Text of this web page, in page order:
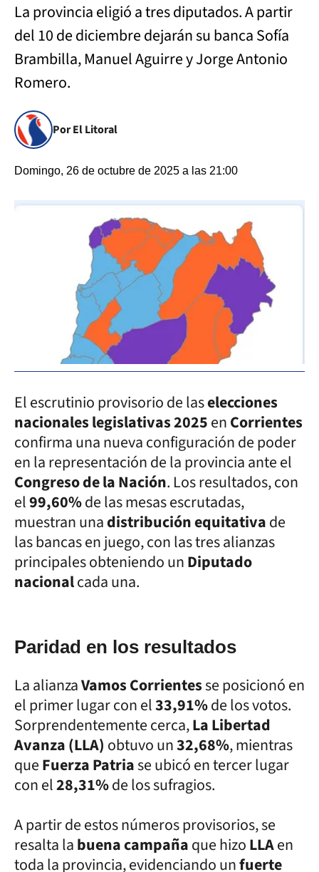
La provincia eligió a tres diputados. A partir
del 10 de diciembre dejarán su banca Sofía
Brambilla, Manuel Aguirre y Jorge Antonio
Romero.
Por El Litoral
Domingo, 26 de octubre de 2025 a las 21:00
El escrutinio provisorio de laselecciones
nacionales legislativas 2025enCorrientes
confirma una nueva configuración de poder
en la representación de la provincia ante el
Congreso de la Nación. Los resultados, con
el99,60%de las mesas escrutadas,
muestran unadistribución equitativade
las bancas en juego, con las tres alianzas
principales obteniendo unDiputado
nacionalcada una.
Paridad en los resultados
La alianzaVamos Corrientesse posicionó en
el primer lugar con el33,91%de los votos.
Sorprendentemente cerca,La Libertad
Avanza (LLA) obtuvo un32,68%, mientras
queFuerza Patriase ubicó en tercer lugar
con el28,31%de los sufragios.
A partir de estos números provisorios, se
resalta labuena campañaque hizoLLAen
toda la provincia, evidenciando unfuerte